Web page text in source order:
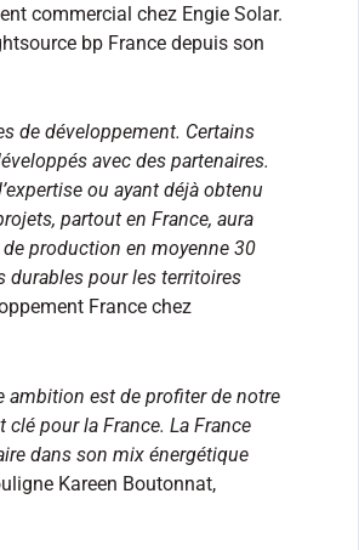
commercial chez Engie Solar.
bp France depuis son
de développement. Certains
avec des partenaires.
ou ayant déjà obtenu
partout en France, aura
production en moyenne 30
durables pour les territoires
France chez
ambition est de profiter de notre
pour la France. La France
dans son mix énergétique
Kareen Boutonnat,